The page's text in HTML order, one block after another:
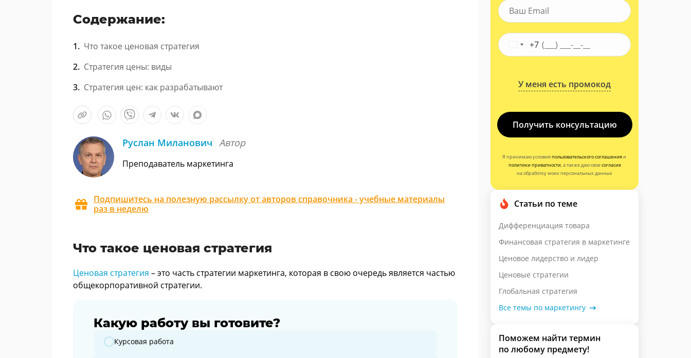
Содержание:
Что такое ценовая стратегия
Стратегия цены: виды
Стратегия цен: как разрабатывают
Руслан Миланович Автор
Преподаватель маркетинга
Подпишитесь на полезную рассылку от авторов справочника - учебные материалы
раз в неделю
Что такое ценовая стратегия
Ценовая стратегия – это часть стратегии маркетинга, которая в свою очередь является частью
общекорпоративной стратегии.
Какую работу вы готовите?
Какую работу вы готовите?
Курсовая работа
+7
У меня есть промокод
Получить консультацию
Я принимаю условияпользовательского соглашенияи
политики приватности, а также даю своесогласие
на обработку моих персональных данных
Статьи по теме
Дифференциация товара
Финансовая стратегия в маркетинге
Ценовое лидерство и лидер
Ценовые стратегии
Глобальная стратегия
Все темы по маркетингу
Поможем найти термин
по любому предмету!